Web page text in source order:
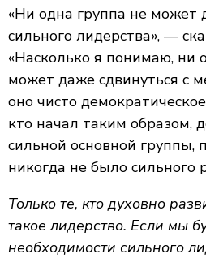
«Ни одна группа не может
сильного лидерства», —
«Насколько я понимаю, ни
может даже сдвинуться с
оно чисто
кто начал таким образом,
сильной основной группы,
никогда не было сильного
Только те, кто духовно
такое лидерство. Если мы
необходимости сильного